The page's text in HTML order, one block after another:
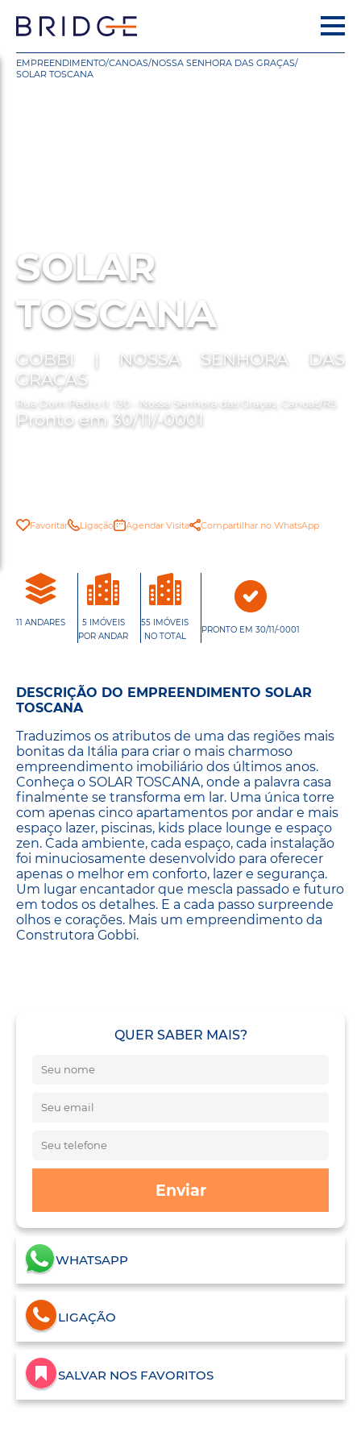
EMPREENDIMENTO/CANOAS/NOSSA SENHORA DAS GRAÇAS/
SOLAR TOSCANA
SOLAR
TOSCANA
GOBBI | NOSSA SENHORA DAS
GRAÇAS
Rua Dom Pedro II, 130 - Nossa Senhora das Graças, Canoas/RS
Pronto em 30/11/-0001
Favoritar Ligação Agendar Visita Compartilhar no WhatsApp
11 ANDARES
5 IMÓVEIS
POR ANDAR
55 IMÓVEIS
NO TOTAL
PRONTO EM 30/11/-0001
DESCRIÇÃO DO EMPREENDIMENTO SOLAR
TOSCANA
Traduzimos os atributos de uma das regiões mais
bonitas da Itália para criar o mais charmoso
empreendimento imobiliário dos últimos anos.
Conheça o SOLAR TOSCANA, onde a palavra casa
finalmente se transforma em lar. Uma única torre
com apenas cinco apartamentos por andar e mais
espaço lazer, piscinas, kids place lounge e espaço
zen. Cada ambiente, cada espaço, cada instalação
foi minuciosamente desenvolvido para oferecer
apenas o melhor em conforto, lazer e segurança.
Um lugar encantador que mescla passado e futuro
em todos os detalhes. E a cada passo surpreende
olhos e corações. Mais um empreendimento da
Construtora Gobbi.
QUER SABER MAIS?
Enviar
WHATSAPP
LIGAÇÃO
SALVAR NOS FAVORITOS